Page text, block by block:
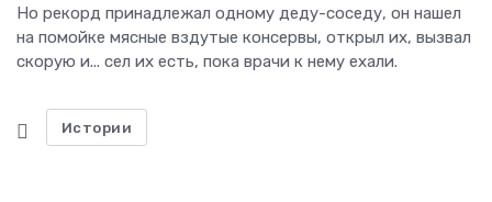
Но рекорд принадлежал одному деду-соседу, он нашел
на помойке мясные вздутые консервы, открыл их, вызвал
скорую и... сел их есть, пока врачи к нему ехали.
Истории